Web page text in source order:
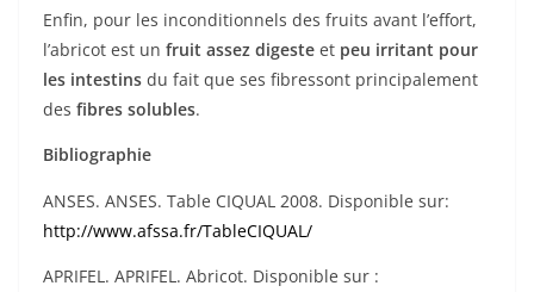
Enfin, pour les inconditionnels des fruits avant l’effort,
l’abricot est un fruit assez digeste et peu irritant pour
les intestins du fait que ses fibressont principalement
des fibres solubles.
Bibliographie
ANSES. ANSES. Table CIQUAL 2008. Disponible sur:
http://www.afssa.fr/TableCIQUAL/
APRIFEL. APRIFEL. Abricot. Disponible sur :